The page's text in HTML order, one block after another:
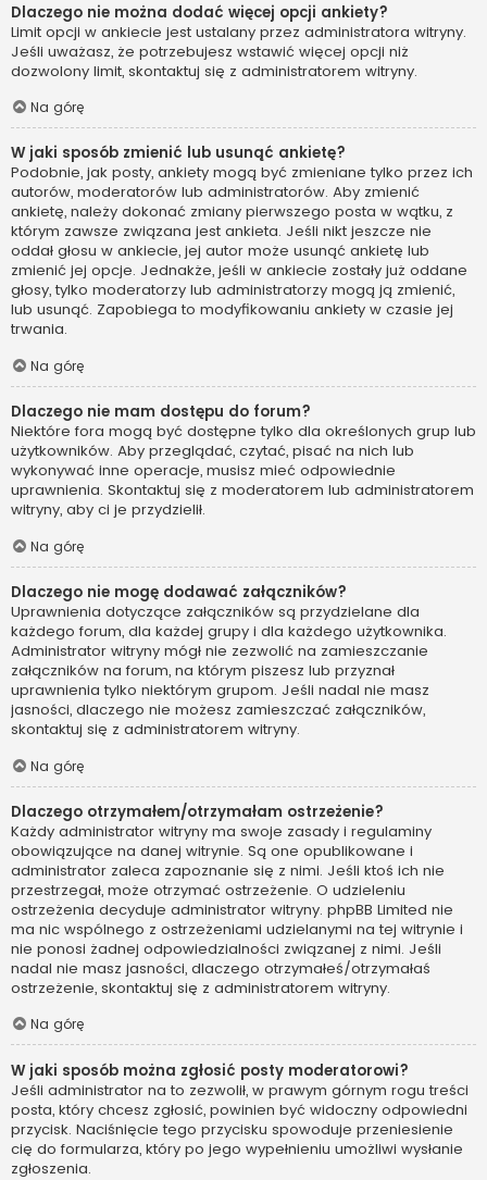
Dlaczego nie można dodać więcej opcji ankiety?
Limit opcji w ankiecie jest ustalany przez administratora witryny.
Jeśli uważasz, że potrzebujesz wstawić więcej opcji niż
dozwolony limit, skontaktuj się z administratorem witryny.
Na górę
W jaki sposób zmienić lub usunąć ankietę?
Podobnie, jak posty, ankiety mogą być zmieniane tylko przez ich
autorów, moderatorów lub administratorów. Aby zmienić
ankietę, należy dokonać zmiany pierwszego posta w wątku, z
którym zawsze związana jest ankieta. Jeśli nikt jeszcze nie
oddał głosu w ankiecie, jej autor może usunąć ankietę lub
zmienić jej opcje. Jednakże, jeśli w ankiecie zostały już oddane
głosy, tylko moderatorzy lub administratorzy mogą ją zmienić,
lub usunąć. Zapobiega to modyfikowaniu ankiety w czasie jej
trwania.
Na górę
Dlaczego nie mam dostępu do forum?
Niektóre fora mogą być dostępne tylko dla określonych grup lub
użytkowników. Aby przeglądać, czytać, pisać na nich lub
wykonywać inne operacje, musisz mieć odpowiednie
uprawnienia. Skontaktuj się z moderatorem lub administratorem
witryny, aby ci je przydzielił.
Na górę
Dlaczego nie mogę dodawać załączników?
Uprawnienia dotyczące załączników są przydzielane dla
każdego forum, dla każdej grupy i dla każdego użytkownika.
Administrator witryny mógł nie zezwolić na zamieszczanie
załączników na forum, na którym piszesz lub przyznał
uprawnienia tylko niektórym grupom. Jeśli nadal nie masz
jasności, dlaczego nie możesz zamieszczać załączników,
skontaktuj się z administratorem witryny.
Na górę
Dlaczego otrzymałem/otrzymałam ostrzeżenie?
Każdy administrator witryny ma swoje zasady i regulaminy
obowiązujące na danej witrynie. Są one opublikowane i
administrator zaleca zapoznanie się z nimi. Jeśli ktoś ich nie
przestrzegał, może otrzymać ostrzeżenie. O udzieleniu
ostrzeżenia decyduje administrator witryny. phpBB Limited nie
ma nic wspólnego z ostrzeżeniami udzielanymi na tej witrynie i
nie ponosi żadnej odpowiedzialności związanej z nimi. Jeśli
nadal nie masz jasności, dlaczego otrzymałeś/otrzymałaś
ostrzeżenie, skontaktuj się z administratorem witryny.
Na górę
W jaki sposób można zgłosić posty moderatorowi?
Jeśli administrator na to zezwolił, w prawym górnym rogu treści
posta, który chcesz zgłosić, powinien być widoczny odpowiedni
przycisk. Naciśnięcie tego przycisku spowoduje przeniesienie
cię do formularza, który po jego wypełnieniu umożliwi wysłanie
zgłoszenia.